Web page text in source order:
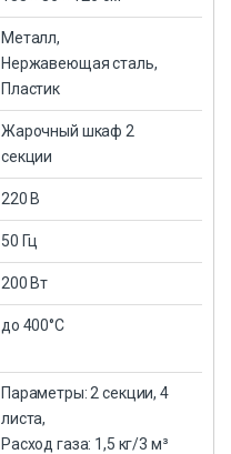
Металл,
Нержавеющая сталь,
Пластик
Жарочный шкаф 2
секции
220 В
50 Гц
200 Вт
до 400°С
Параметры: 2 секции, 4
листа,
Расход газа: 1,5 кг/3 м³